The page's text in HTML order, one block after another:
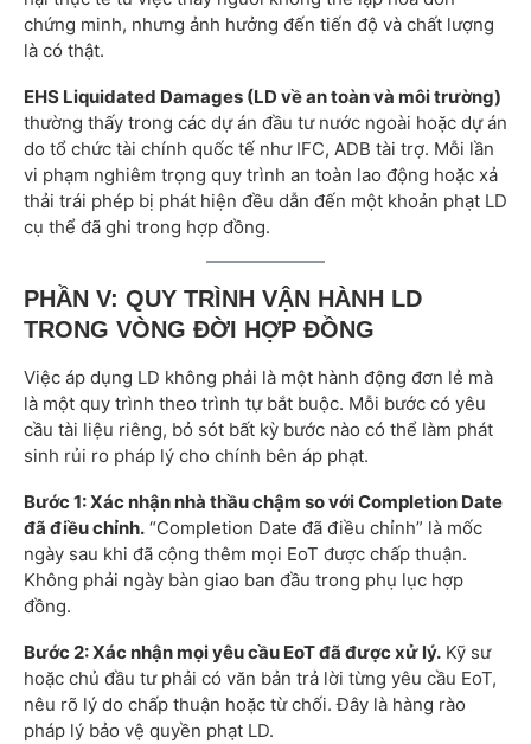
chứng minh, nhưng ảnh hưởng đến tiến độ và chất lượng
là có thật.
EHS Liquidated Damages (LD về an toàn và môi trường)
thường thấy trong các dự án đầu tư nước ngoài hoặc dự án
do tổ chức tài chính quốc tế như IFC, ADB tài trợ. Mỗi lần
vi phạm nghiêm trọng quy trình an toàn lao động hoặc xả
thải trái phép bị phát hiện đều dẫn đến một khoản phạt LD
cụ thể đã ghi trong hợp đồng.
PHẦN V: QUY TRÌNH VẬN HÀNH LD
TRONG VÒNG ĐỜI HỢP ĐỒNG
Việc áp dụng LD không phải là một hành động đơn lẻ mà
là một quy trình theo trình tự bắt buộc. Mỗi bước có yêu
cầu tài liệu riêng, bỏ sót bất kỳ bước nào có thể làm phát
sinh rủi ro pháp lý cho chính bên áp phạt.
Bước 1: Xác nhận nhà thầu chậm so với Completion Date
đã điều chỉnh. “Completion Date đã điều chỉnh” là mốc
ngày sau khi đã cộng thêm mọi EoT được chấp thuận.
Không phải ngày bàn giao ban đầu trong phụ lục hợp
đồng.
Bước 2: Xác nhận mọi yêu cầu EoT đã được xử lý. Kỹ sư
hoặc chủ đầu tư phải có văn bản trả lời từng yêu cầu EoT,
nêu rõ lý do chấp thuận hoặc từ chối. Đây là hàng rào
pháp lý bảo vệ quyền phạt LD.